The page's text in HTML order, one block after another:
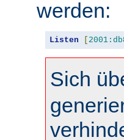
werden:
Listen [
Sich